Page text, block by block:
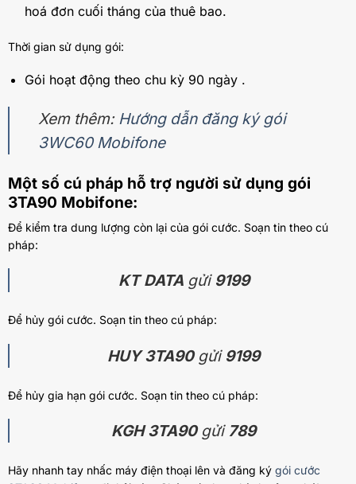
hoá đơn cuối tháng của thuê bao.
Thời gian sử dụng gói:
Gói hoạt động theo chu kỳ 90 ngày .
Xem thêm: Hướng dẫn đăng ký gói
3WC60 Mobifone
Một số cú pháp hỗ trợ người sử dụng gói
3TA90 Mobifone:
Để kiểm tra dung lượng còn lại của gói cước. Soạn tin theo cú
pháp:
KT DATA gửi 9199
Để hủy gói cước. Soạn tin theo cú pháp:
HUY 3TA90 gửi 9199
Để hủy gia hạn gói cước. Soạn tin theo cú pháp:
KGH 3TA90 gửi 789
Hãy nhanh tay nhấc máy điện thoại lên và đăng ký gói cước